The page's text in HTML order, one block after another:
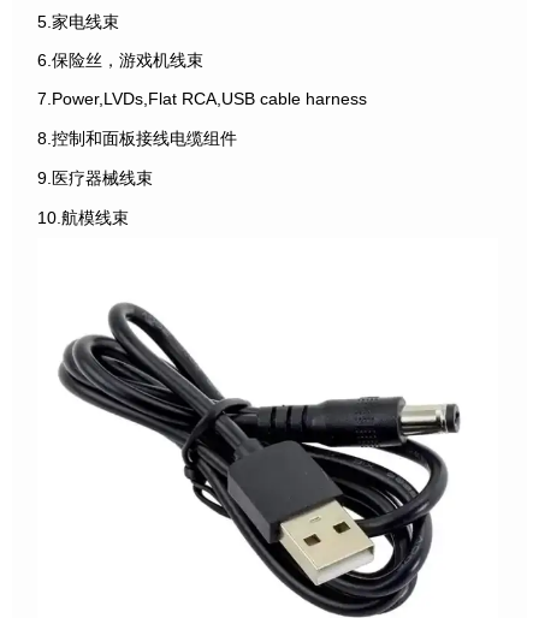
5.家电线束
6.保险丝，游戏机线束
7.Power,LVDs,Flat RCA,USB cable harness
8.控制和面板接线电缆组件
9.医疗器械线束
10.航模线束